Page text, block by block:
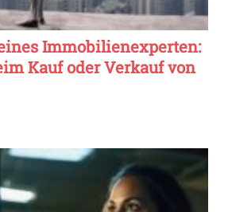
Immobilienexperten:
Kauf oder Verkauf von